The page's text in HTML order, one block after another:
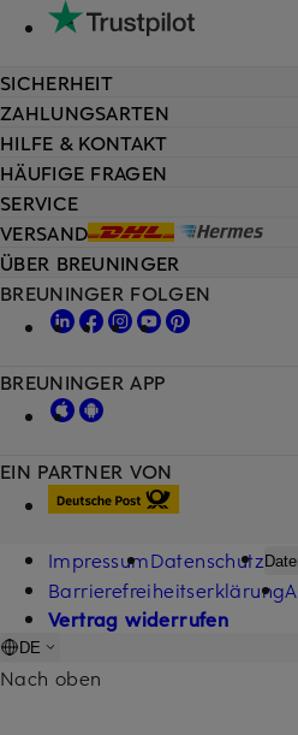
HILFE & KONTAKT
HÄUFIGE FRAGEN
SERVICE
VERSAND
SICHERHEIT
ZAHLUNGSARTEN
ÜBER BREUNINGER
EIN PARTNER VON
BREUNINGER FOLGEN
BREUNINGER APP
ImpressumDatenschutz
Barrierefreiheitserklärung
Vertrag widerrufen
DE
Nach oben